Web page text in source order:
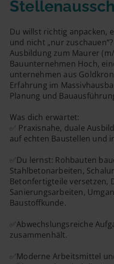
Du willst richtig anpacken,
und nicht „nur
Ausbildung zum Maurer
Bauunternehmen Hoch,
unternehmen aus
Erfahrung im
Planung und
Was dich erwartet:
✅ Praxisnahe, duale
auf echten Baustellen und
✅Du lernst: Rohbauten
Stahlbetonarbeiten,
Betonfertigteile versetzen,
Sanierungsarbeiten,
Baustoffkunde.
✅Abwechslungsreiche
zusammenhält.
✅Moderne Arbeitsmittel
Handynummer
Hierher